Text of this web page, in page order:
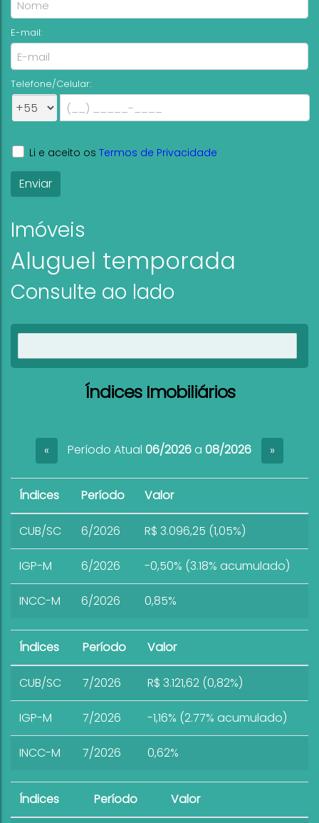
E-mail:
Telefone/Celular:
Li e aceito os Termos de Privacidade
Imóveis
Aluguel temporada
Consulte ao lado
Índices Imobiliários
« Período Atual 06/2026a 08/2026 »
Índices Período Valor
CUB/SC 6/2026 R$ 3.096,25 (1,05%)
IGP-M 6/2026 -0,50% (3.18% acumulado)
INCC-M 6/2026 0,85%
Índices Período Valor
CUB/SC 7/2026 R$ 3.121,62 (0,82%)
IGP-M 7/2026 -1,16% (2.77% acumulado)
INCC-M 7/2026 0,62%
Índices Período Valor